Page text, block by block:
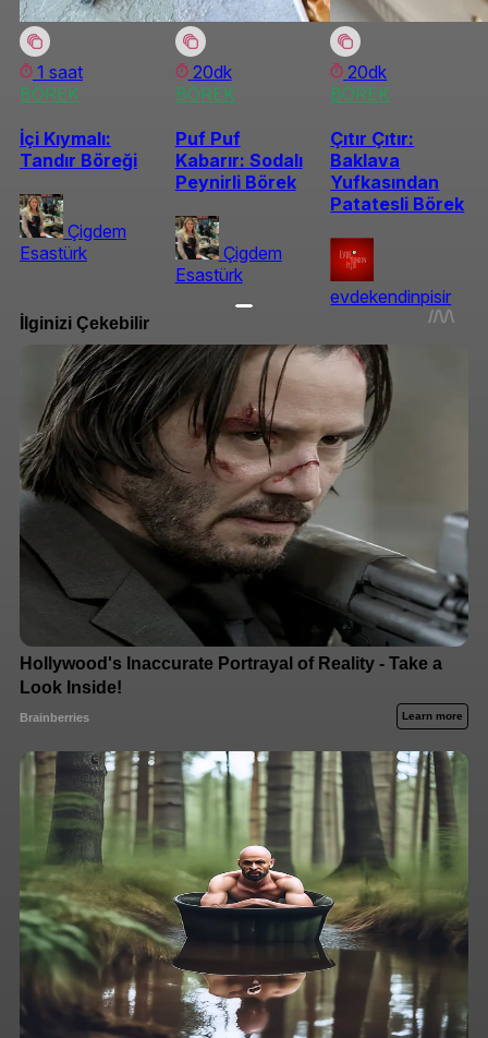
1 saat
BÖREK
İçi Kıymalı:
Tandır Böreği
Çigdem
Esastürk
20dk
BÖREK
Puf Puf
Kabarır: Sodalı
Peynirli Börek
Çigdem
Esastürk
20dk
BÖREK
Çıtır Çıtır:
Baklava
Yufkasından
Patatesli Börek
evdekendinpisir